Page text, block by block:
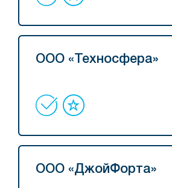
ООО «Техносфера»
ООО «ДжойФорта»